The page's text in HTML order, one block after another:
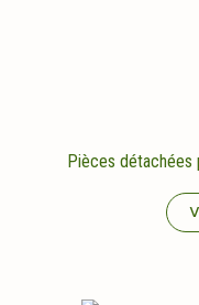
Pièces détachées